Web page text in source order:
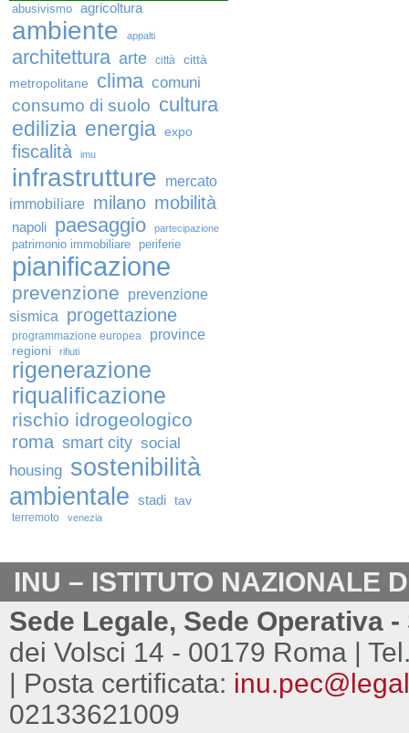
abusivismo agricoltura
ambiente appalti
architettura arte città
città
metropolitane
clima comuni
consumo di suolo cultura
edilizia energia expo
fiscalità imu
infrastrutture
mercato
immobiliare milano mobilità
napoli paesaggio partecipazione
patrimonio immobiliare periferie
pianificazione
prevenzione
prevenzione
sismica
progettazione
programmazione europea province
regioni rifiuti
rigenerazione
riqualificazione
rischio idrogeologico
roma smart city social
housing sostenibilità
ambientale stadi tav
terremoto venezia
INU – ISTITUTO NAZIONALE
Sede Legale, Sede Operativa
dei Volsci 14 - 00179 Roma |
| Posta certificata:
02133621009